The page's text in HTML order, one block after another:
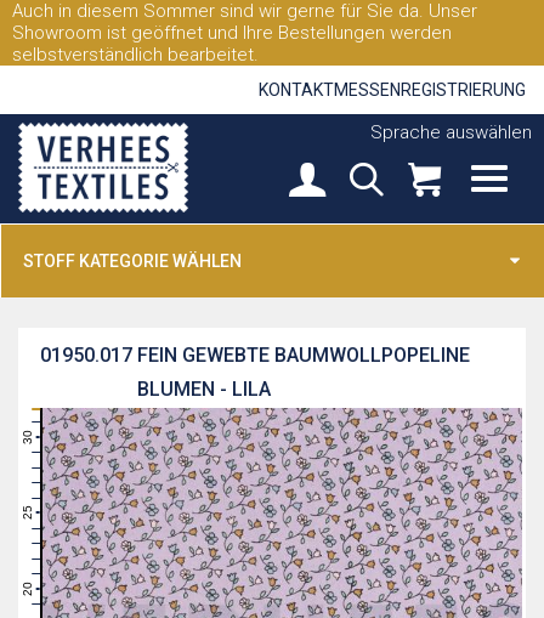
Auch in diesem Sommer sind wir gerne für Sie da. Unser
Showroom ist geöffnet und Ihre Bestellungen werden
selbstverständlich bearbeitet.
KONTAKTMESSEN REGISTRIERUNG
Sprache auswählen
STOFF KATEGORIE WÄHLEN
FEIN GEWEBTE BAUMWOLLPOPELINE
BLUMEN - LILA
01950.017
20
21
22
23
24
25
26
27
28
30